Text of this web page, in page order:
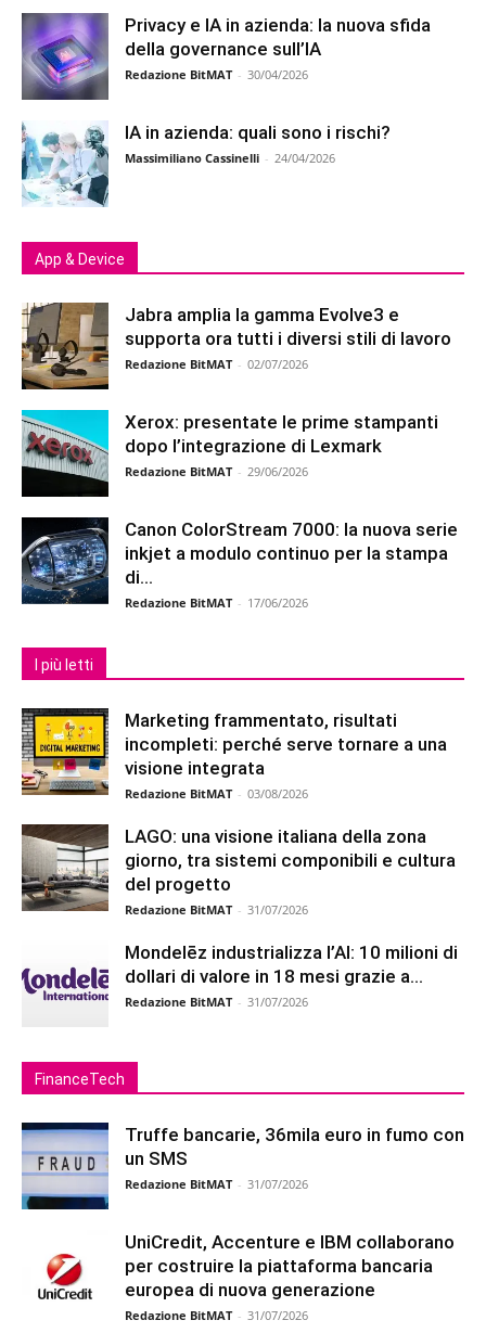
Privacy e IA in azienda: la nuova sfida
della governance sull’IA
Redazione BitMAT - 30/04/2026
IA in azienda: quali sono i rischi?
Massimiliano Cassinelli - 24/04/2026
App & Device
Jabra amplia la gamma Evolve3 e
supporta ora tutti i diversi stili di lavoro
Redazione BitMAT - 02/07/2026
Xerox: presentate le prime stampanti
dopo l’integrazione di Lexmark
Redazione BitMAT - 29/06/2026
Canon ColorStream 7000: la nuova serie
inkjet a modulo continuo per la stampa
di...
Redazione BitMAT - 17/06/2026
I più letti
Marketing frammentato, risultati
incompleti: perché serve tornare a una
visione integrata
Redazione BitMAT - 03/08/2026
LAGO: una visione italiana della zona
giorno, tra sistemi componibili e cultura
del progetto
Redazione BitMAT - 31/07/2026
Mondelēz industrializza l’AI: 10 milioni di
dollari di valore in 18 mesi grazie a...
Redazione BitMAT - 31/07/2026
FinanceTech
Truffe bancarie, 36mila euro in fumo con
un SMS
Redazione BitMAT - 31/07/2026
UniCredit, Accenture e IBM collaborano
per costruire la piattaforma bancaria
europea di nuova generazione
Redazione BitMAT - 31/07/2026